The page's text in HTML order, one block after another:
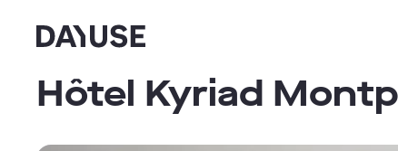
Dayuse
Hôtel Kyriad